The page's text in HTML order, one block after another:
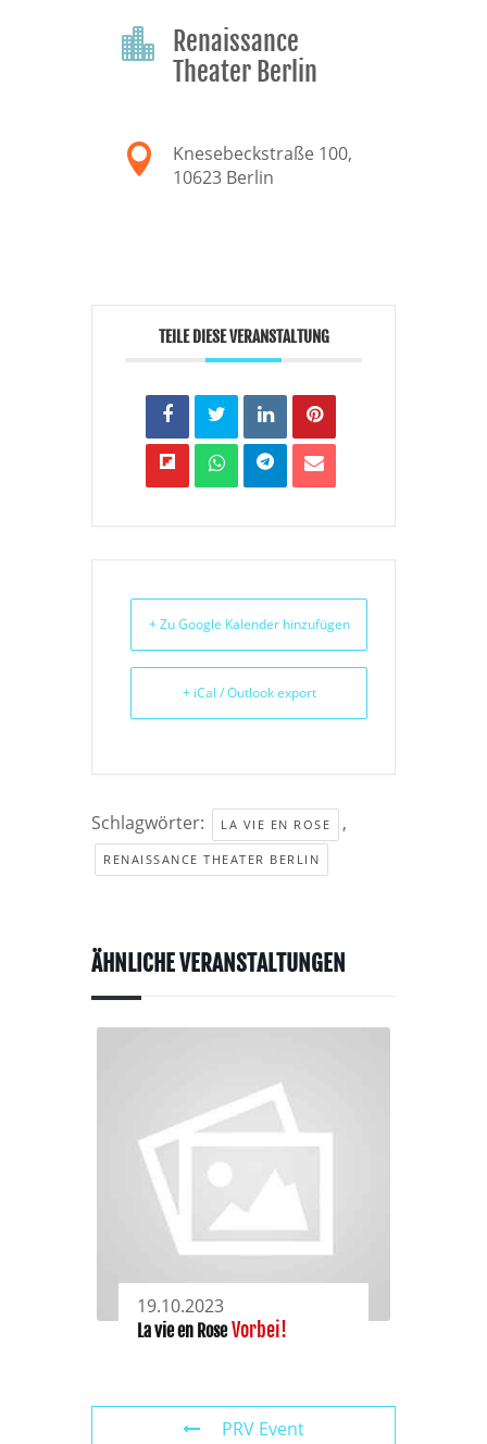

Renaissance
Theater Berlin

Knesebeckstraße 100,
10623 Berlin
TEILE DIESE VERANSTALTUNG
+ Zu Google Kalender hinzufügen
+ iCal / Outlook export
Schlagwörter: LA VIE EN ROSE ,
RENAISSANCE THEATER BERLIN
ÄHNLICHE VERANSTALTUNGEN
19.10.2023
La vie en Rose Vorbei!
PRV Event